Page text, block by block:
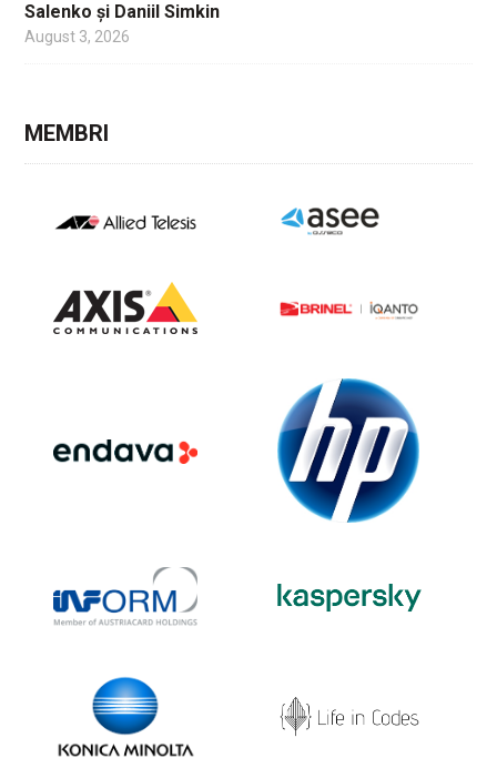
Salenko și Daniil Simkin
August 3, 2026
MEMBRI